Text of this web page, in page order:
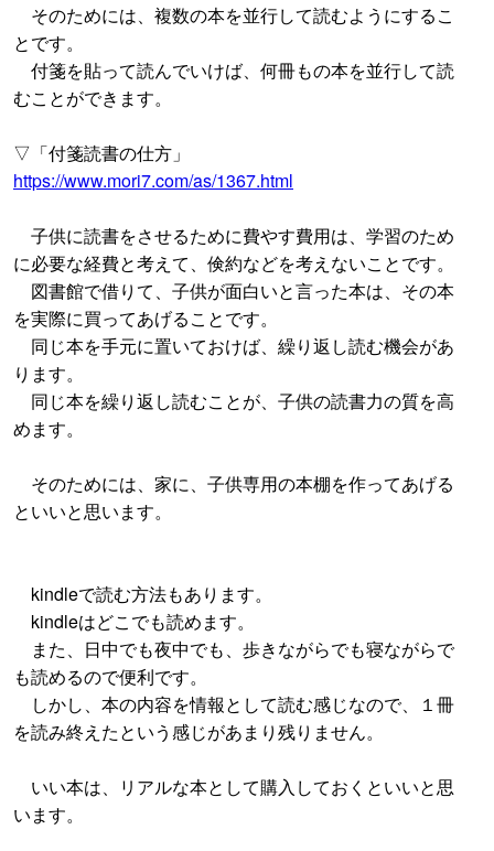
そのためには、複数の本を並行して読むようにするこ
とです。
付箋を貼って読んでいけば、何冊もの本を並行して読
むことができます。
▽「付箋読書の仕方」
https://www.mori7.com/as/1367.html
子供に読書をさせるために費やす費用は、学習のため
に必要な経費と考えて、倹約などを考えないことです。
図書館で借りて、子供が面白いと言った本は、その本
を実際に買ってあげることです。
同じ本を手元に置いておけば、繰り返し読む機会があ
ります。
同じ本を繰り返し読むことが、子供の読書力の質を高
めます。
そのためには、家に、子供専用の本棚を作ってあげる
といいと思います。
kindleで読む方法もあります。
kindleはどこでも読めます。
また、日中でも夜中でも、歩きながらでも寝ながらで
も読めるので便利です。
しかし、本の内容を情報として読む感じなので、１冊
を読み終えたという感じがあまり残りません。
いい本は、リアルな本として購入しておくといいと思
います。